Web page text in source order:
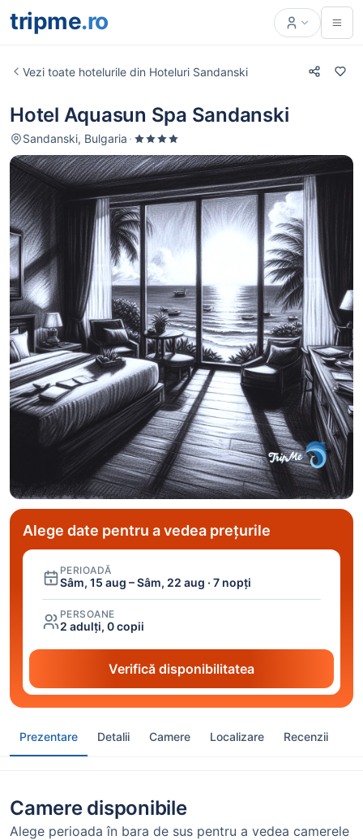
tripme.ro
Alege date pentru a vedea prețurile
PERIOADĂ
Sâm, 15 aug – Sâm, 22 aug · 7 nopți
PERSOANE
2 adulți, 0 copii
Verifică disponibilitatea
Vezi toate hotelurile din Hoteluri Sandanski
Prezentare Detalii Camere Localizare Recenzii
Hotel Aquasun Spa Sandanski
Sandanski, Bulgaria ·
Camere disponibile
Alege perioada în bara de sus pentru a vedea camerele